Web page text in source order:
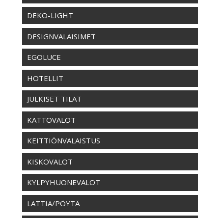
DEKO-LIGHT
DESIGNVALAISIMET
EGOLUCE
HOTELLIT
JULKISET TILAT
KATTOVALOT
KEITTIÖNVALAISTUS
KISKOVALOT
KYLPYHUONEVALOT
LATTIA/PÖYTÄ